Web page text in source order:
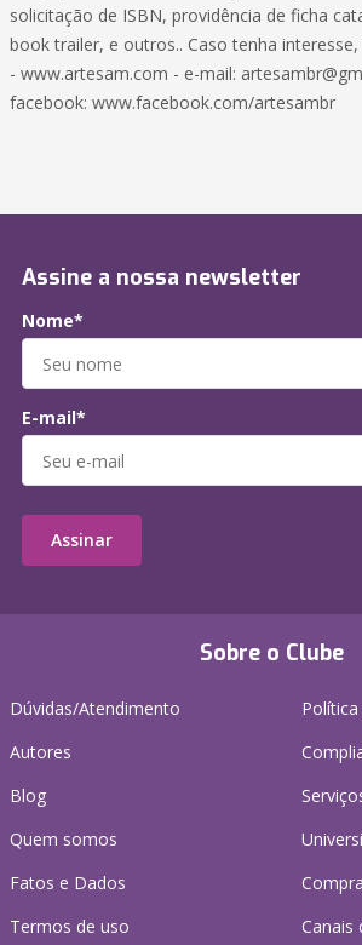
solicitação de ISBN, providência de ficha
book trailer, e outros.. Caso tenha
- www.artesam.com - e-mail:
facebook: www.facebook.com/artesambr
Sobre o Clube
Dúvidas/Atendimento
Autores
Blog
Quem somos
Fatos e Dados
Termos de uso
Canais
Assine a nossa newsletter
Nome*
E-mail*
Assinar